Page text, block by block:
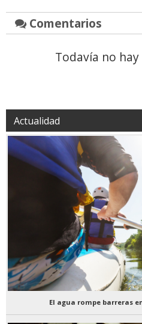
Comentarios
Todavía no
Actualidad
El agua rompe barreras